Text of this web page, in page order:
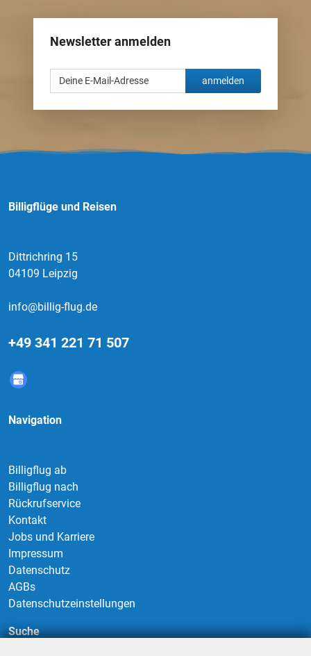
Newsletter anmelden
anmelden
Billigflüge und Reisen
Dittrichring 15
04109 Leipzig
info@billig-flug.de
+49 341 221 71 507
Navigation
Billigflug ab
Billigflug nach
Rückrufservice
Kontakt
Jobs und Karriere
Impressum
Datenschutz
AGBs
Datenschutzeinstellungen
Suche